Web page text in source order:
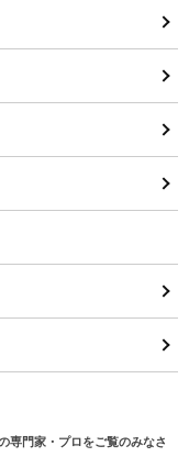
専門家・プロをご覧のみなさ